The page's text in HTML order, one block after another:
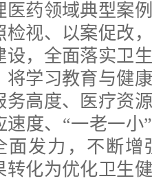
医药领域典型案
检视、以案促改
设，全面落实卫
将学习教育与健
务高度、医疗资
度、“一老一小
面发力，不断增
转化为优化卫生